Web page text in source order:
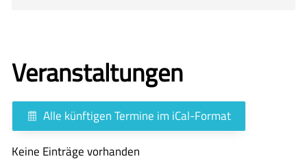
Veranstaltungen
Alle künftigen Termine im iCal-Format
Keine Einträge vorhanden